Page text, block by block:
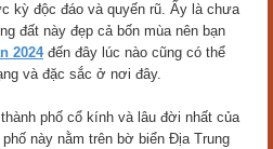
kỳ độc đáo và quyến rũ. Ấy là chưa
đất này đẹp cả bốn mùa nên bạn
2024đến đây lúc nào cũng có thể
và đặc sắc ở nơi đây.
phố cổ kính và lâu đời nhất của
này nằm trên bờ biển Địa Trung